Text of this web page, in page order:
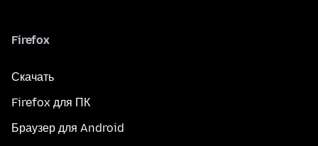
Firefox
Скачать
Firefox для ПК
Браузер для Android